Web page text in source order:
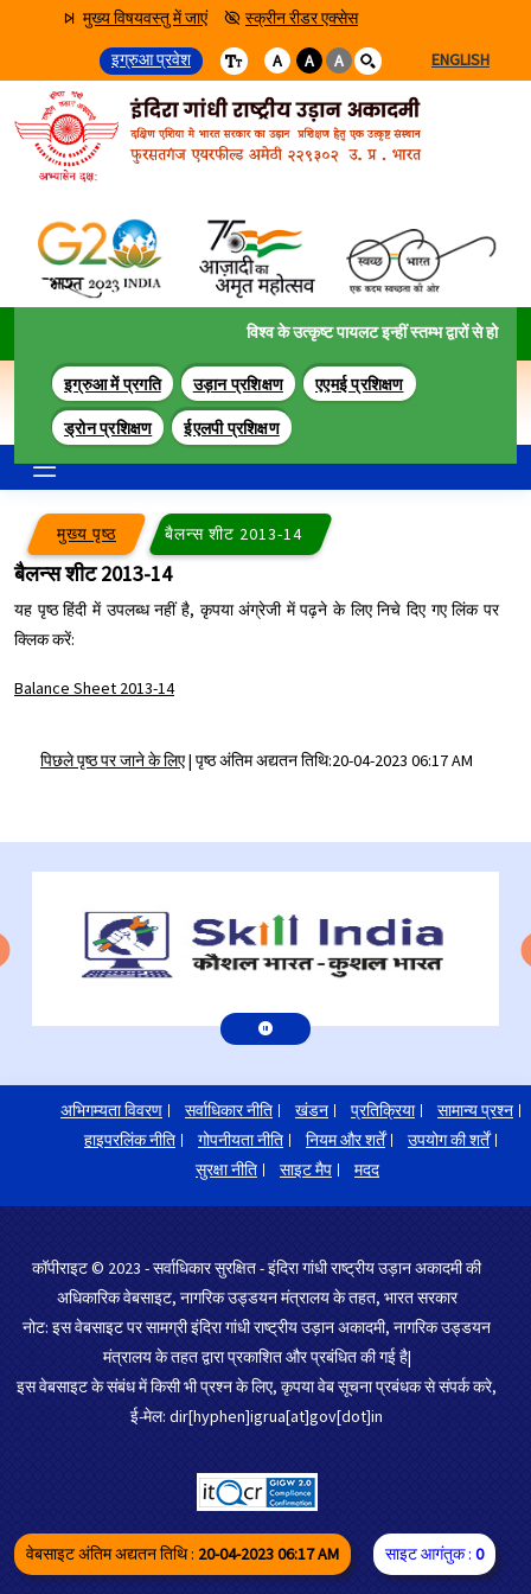
मुख्य विषयवस्तु में जाएं
स्क्रीन रीडर एक्सेस
इग्रुआ प्रवेश
A A A ENGLISH
विश्व के उत्कृष्ट पायलट इन्हीं स्तम्भ द्वारों से हो कर
इग्रुआ में प्रगति उड़ान प्रशिक्षण एएमई प्रशिक्षण
ड्रोन प्रशिक्षण ईएलपी प्रशिक्षण
मुख्य पृष्ठ बैलन्स शीट 2013-14
बैलन्स शीट 2013-14
यह पृष्ठ हिंदी में उपलब्ध नहीं है, कृपया अंग्रेजी में पढ़ने के लिए निचे दिए गए लिंक पर
क्लिक करें:
Balance Sheet 2013-14
पिछले पृष्ठ पर जाने के लिए| पृष्ठ अंतिम अद्यतन तिथि:20-04-2023 06:17 AM
अभिगम्यता विवरण सर्वाधिकार नीति खंडन प्रतिक्रिया
सामान्य प्रश्न
हाइपरलिंक नीति
गोपनीयता नीति नियम और शर्तें
उपयोग की शर्तें
सुरक्षा नीति
साइट मैप मदद
कॉपीराइट © 2023 - सर्वाधिकार सुरक्षित - इंदिरा गांधी राष्ट्रीय उड़ान अकादमी की
अधिकारिक वेबसाइट, नागरिक उड्डयन मंत्रालय के तहत, भारत सरकार
नोट: इस वेबसाइट पर सामग्री इंदिरा गांधी राष्ट्रीय उड़ान अकादमी, नागरिक उड्डयन
मंत्रालय के तहत द्वारा प्रकाशित और प्रबंधित की गई है|
इस वेबसाइट के संबंध में किसी भी प्रश्न के लिए, कृपया वेब सूचना प्रबंधक से संपर्क करे,
ई-मेल: dir[hyphen]igrua[at]gov[dot]in
वेबसाइट अंतिम अद्यतन तिथि : 20-04-2023 06:17 AM साइट आगंतुक : 0